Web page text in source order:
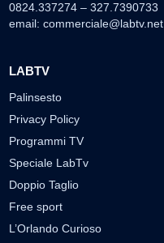
0824.337274 – 327.7390733
email: commerciale@labtv.net
LABTV
Palinsesto
Privacy Policy
Programmi TV
Speciale LabTv
Doppio Taglio
Free sport
L’Orlando Curioso